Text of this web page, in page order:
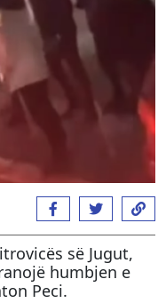
së Jugut,
humbjen e
Peci.